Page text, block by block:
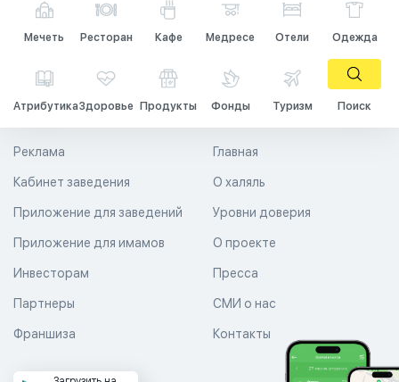
Мечеть Ресторан Кафе Медресе Отели Одежда
АтрибутикаЗдоровье Продукты Фонды Туризм Поиск
Главная
О халяль
Уровни доверия
Реклама
Кабинет заведения
Приложение для заведений
Приложение для имамов О проекте
Пресса
СМИ о нас
Контакты
Инвесторам
Партнеры
Франшиза